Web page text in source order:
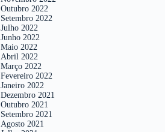
Outubro 2022
Setembro 2022
Julho 2022
Junho 2022
Maio 2022
Abril 2022
Março 2022
Fevereiro 2022
Janeiro 2022
Dezembro 2021
Outubro 2021
Setembro 2021
Agosto 2021